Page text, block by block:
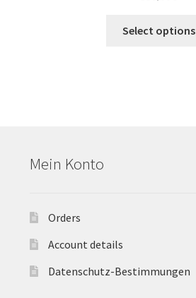
Select options
Mein Konto
Orders
Account details
Datenschutz-Bestimmungen